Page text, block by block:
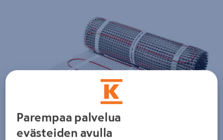
Parempaa palvelua
evästeiden avulla